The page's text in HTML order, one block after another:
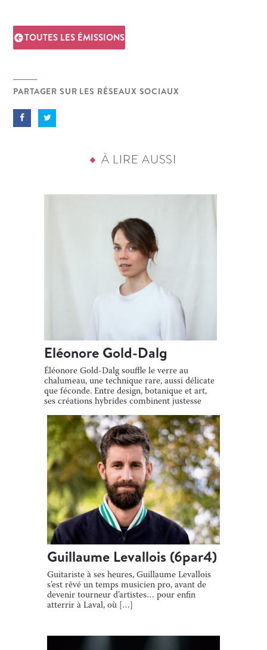
TOUTES LES ÉMISSIONS
PARTAGER SUR LES RÉSEAUX SOCIAUX
À LIRE AUSSI
Eléonore Gold-Dalg
Éléonore Gold-Dalg souffle le verre au
chalumeau, une technique rare, aussi délicate
que féconde. Entre design, botanique et art,
ses créations hybrides combinent justesse
Guillaume Levallois (6par4)
Guitariste à ses heures, Guillaume Levallois
s’est rêvé un temps musicien pro, avant de
devenir tourneur d’artistes… pour enfin
atterrir à Laval, où […]